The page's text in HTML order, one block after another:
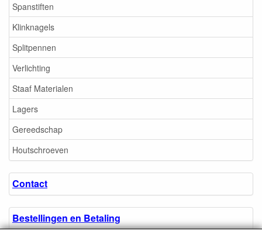
Spanstiften
Klinknagels
Splitpennen
Verlichting
Staaf Materialen
Lagers
Gereedschap
Houtschroeven
Contact
Bestellingen en Betaling